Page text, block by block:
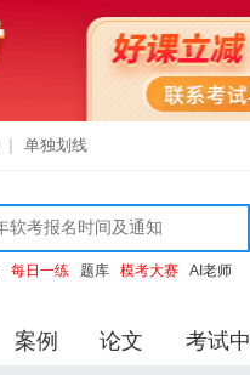
单独划线
每日一练 题库 模考大赛 AI老师
案例 论文 考试